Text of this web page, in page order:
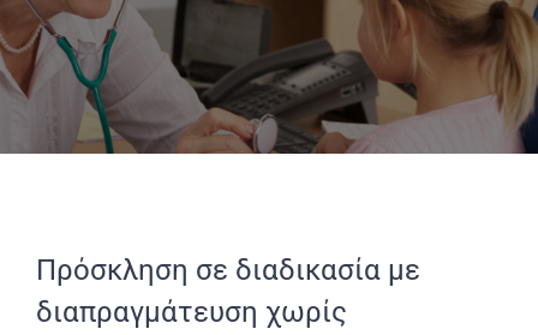
Πρόσκληση σε διαδικασία με
διαπραγμάτευση χωρίς